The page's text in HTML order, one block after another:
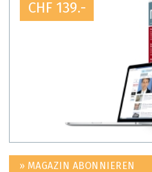
CHF 139.-
» MAGAZIN ABONNIEREN